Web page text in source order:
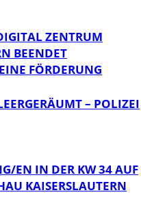
ZENTRUM
BEENDET
FÖRDERUNG
– POLIZEI
EN IN DER KW 34 AUF
KAISERSLAUTERN